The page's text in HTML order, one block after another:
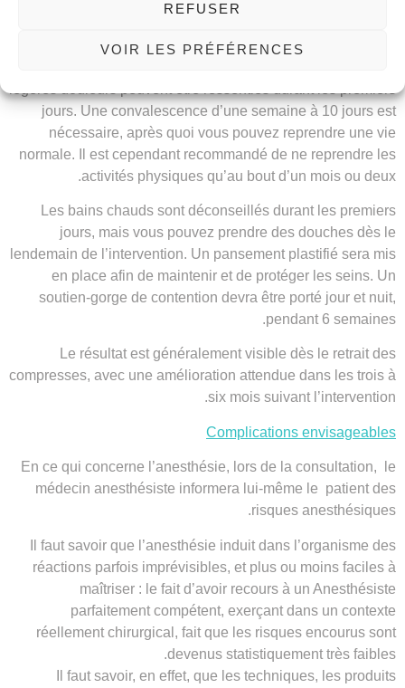
REFUSER
VOIR LES PRÉFÉRENCES
jours. Une convalescence d’une semaine à 10 jours est
nécessaire, après quoi vous pouvez reprendre une vie
normale. Il est cependant recommandé de ne reprendre les
activités physiques qu’au bout d’un mois ou deux.
Les bains chauds sont déconseillés durant les premiers
jours, mais vous pouvez prendre des douches dès le
lendemain de l’intervention. Un pansement plastifié sera mis
en place afin de maintenir et de protéger les seins. Un
soutien-gorge de contention devra être porté jour et nuit,
pendant 6 semaines.
Le résultat est généralement visible dès le retrait des
compresses, avec une amélioration attendue dans les trois à
six mois suivant l’intervention.
Complications envisageables
En ce qui concerne l’anesthésie, lors de la consultation, le
médecin anesthésiste informera lui-même le patient des
risques anesthésiques.
Il faut savoir que l’anesthésie induit dans l’organisme des
réactions parfois imprévisibles, et plus ou moins faciles à
maîtriser : le fait d’avoir recours à un Anesthésiste
parfaitement compétent, exerçant dans un contexte
réellement chirurgical, fait que les risques encourus sont
devenus statistiquement très faibles.
Il faut savoir, en effet, que les techniques, les produits